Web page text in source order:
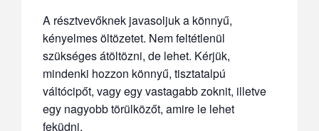
A résztvevőknek javasoljuk a könnyű,
kényelmes öltözetet. Nem feltétlenül
szükséges átöltözni, de lehet. Kérjük,
mindenki hozzon könnyű, tisztatalpú
váltócipőt, vagy egy vastagabb zoknit, illetve
egy nagyobb törülközőt, amire le lehet
feküdni.